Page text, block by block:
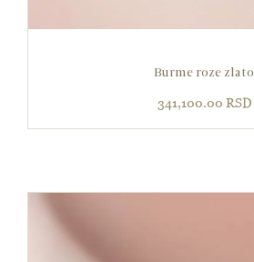
Burme roze zlato
341,100.00 RSD